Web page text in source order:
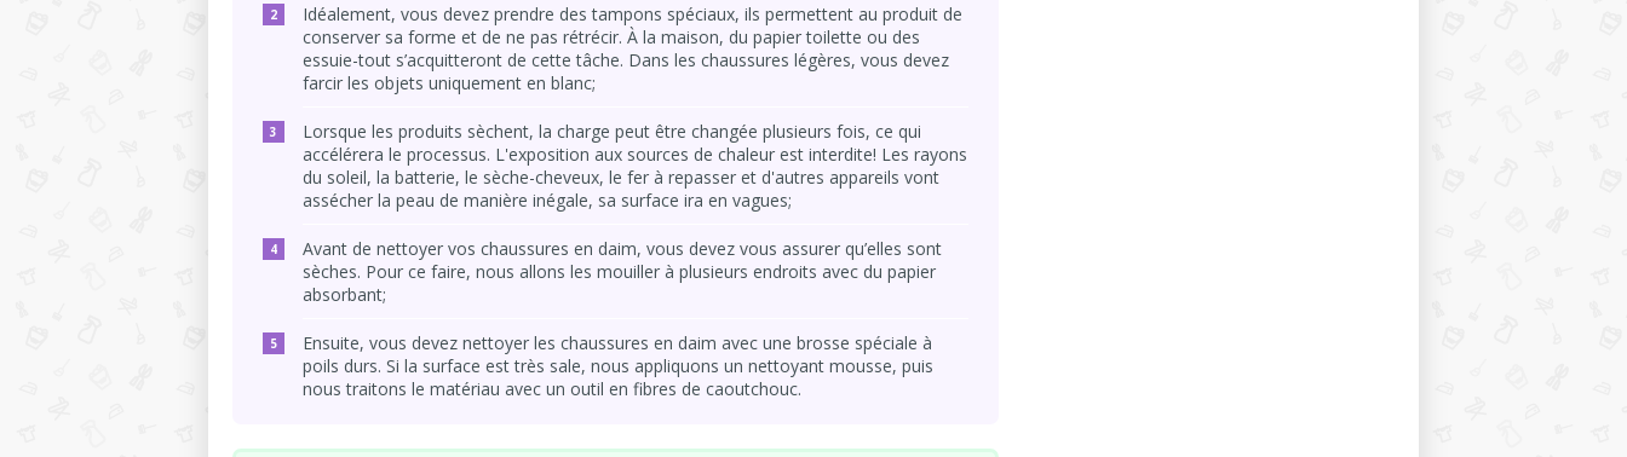
Idéalement, vous devez prendre des tampons spéciaux, ils permettent au produit de
conserver sa forme et de ne pas rétrécir. À la maison, du papier toilette ou des
essuie-tout s’acquitteront de cette tâche. Dans les chaussures légères, vous devez
farcir les objets uniquement en blanc;
Lorsque les produits sèchent, la charge peut être changée plusieurs fois, ce qui
accélérera le processus. L'exposition aux sources de chaleur est interdite! Les rayons
du soleil, la batterie, le sèche-cheveux, le fer à repasser et d'autres appareils vont
assécher la peau de manière inégale, sa surface ira en vagues;
Avant de nettoyer vos chaussures en daim, vous devez vous assurer qu’elles sont
sèches. Pour ce faire, nous allons les mouiller à plusieurs endroits avec du papier
absorbant;
Ensuite, vous devez nettoyer les chaussures en daim avec une brosse spéciale à
poils durs. Si la surface est très sale, nous appliquons un nettoyant mousse, puis
nous traitons le matériau avec un outil en fibres de caoutchouc.